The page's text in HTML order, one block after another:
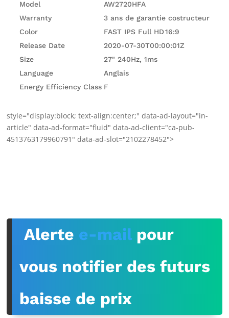
Model
AW2720HFA
Warranty
3 ans de garantie costructeur
Color
FAST IPS Full HD 16:9
Release Date
2020-07-30T00:00:01Z
Size
27" 240Hz, 1ms
Language
Anglais
Energy Efficiency Class F
style="display:block; text-align:center;" data-ad-layout="in-
article" data-ad-format="fluid" data-ad-client="ca-pub-
4513763179960791" data-ad-slot="2102278452">
Alerte e-mail pour
vous notifier des futurs
baisse de prix